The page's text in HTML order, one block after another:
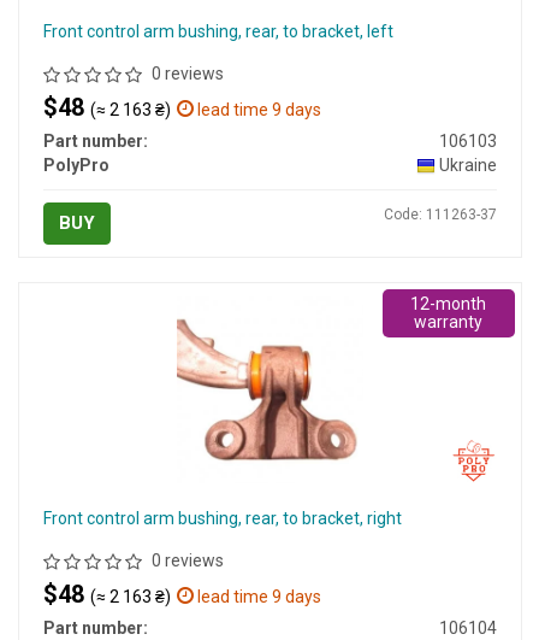
Front control arm bushing, rear, to bracket, left
0 reviews
$48 (≈ 2 163 ₴)
lead time 9 days
Part number:
106103
PolyPro
Ukraine
BUY Code: 111263-37
Front control arm bushing, rear, to bracket, right
0 reviews
$48 (≈ 2 163 ₴)
lead time 9 days
Part number:
106104
12-month
warranty